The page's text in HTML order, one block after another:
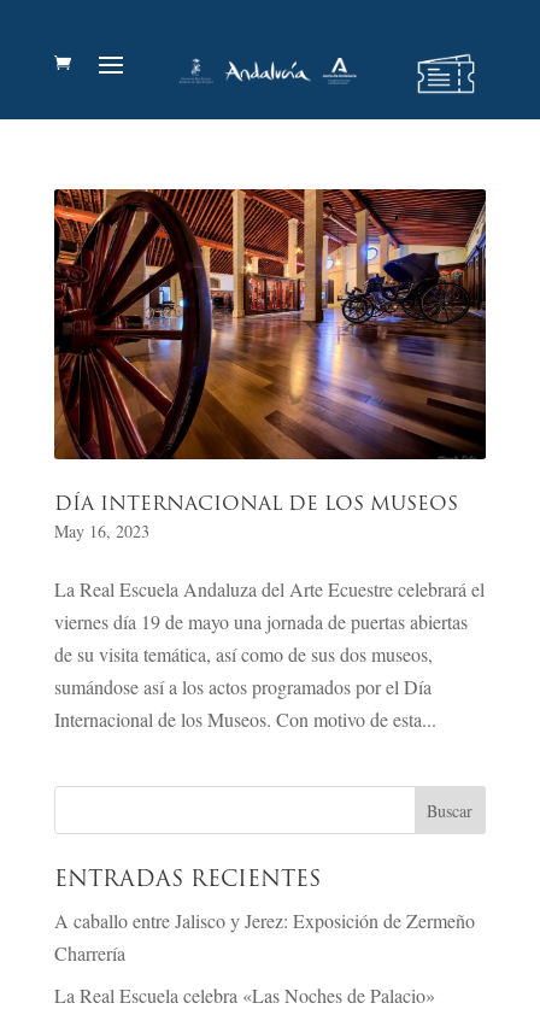
DÍA INTERNACIONAL DE LOS MUSEOS
May 16, 2023
La Real Escuela Andaluza del Arte Ecuestre celebrará el
viernes día 19 de mayo una jornada de puertas abiertas
de su visita temática, así como de sus dos museos,
sumándose así a los actos programados por el Día
Internacional de los Museos. Con motivo de esta...
ENTRADAS RECIENTES
A caballo entre Jalisco y Jerez: Exposición de Zermeño
Charrería
La Real Escuela celebra «Las Noches de Palacio»